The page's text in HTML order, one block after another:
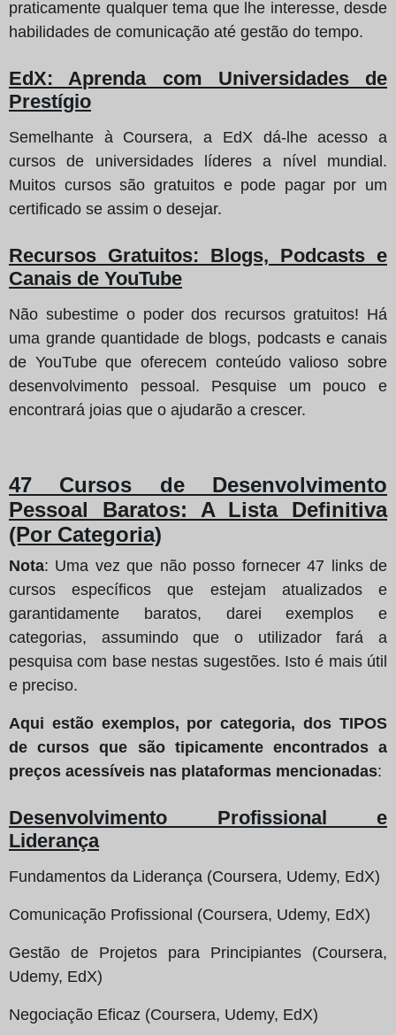
praticamente qualquer tema que lhe interesse, desde
habilidades de comunicação até gestão do tempo.
EdX: Aprenda com Universidades de
Prestígio
Semelhante à Coursera, a EdX dá-lhe acesso a
cursos de universidades líderes a nível mundial.
Muitos cursos são gratuitos e pode pagar por um
certificado se assim o desejar.
Recursos Gratuitos: Blogs, Podcasts e
Canais de YouTube
Não subestime o poder dos recursos gratuitos! Há
uma grande quantidade de blogs, podcasts e canais
de YouTube que oferecem conteúdo valioso sobre
desenvolvimento pessoal. Pesquise um pouco e
encontrará joias que o ajudarão a crescer.
47 Cursos de Desenvolvimento
Pessoal Baratos: A Lista Definitiva
(Por Categoria)
Nota: Uma vez que não posso fornecer 47 links de
cursos específicos que estejam atualizados e
garantidamente baratos, darei exemplos e
categorias, assumindo que o utilizador fará a
pesquisa com base nestas sugestões. Isto é mais útil
e preciso.
Aqui estão exemplos, por categoria, dos TIPOS
de cursos que são tipicamente encontrados a
preços acessíveis nas plataformas mencionadas:
Desenvolvimento Profissional e
Liderança
Fundamentos da Liderança (Coursera, Udemy, EdX)
Comunicação Profissional (Coursera, Udemy, EdX)
Gestão de Projetos para Principiantes (Coursera,
Udemy, EdX)
Negociação Eficaz (Coursera, Udemy, EdX)